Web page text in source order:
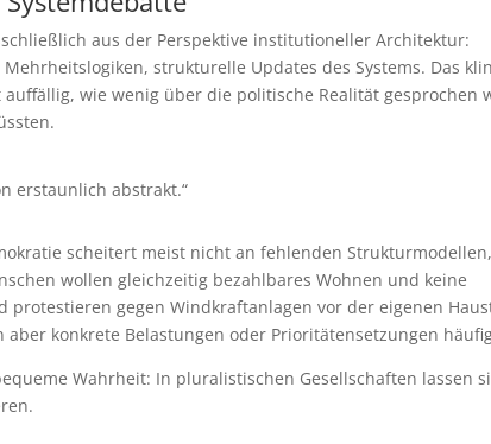
aus der Perspektive institutioneller Architektur:
strukturelle Updates des Systems. Das
wie wenig über die politische Realität gesprochen
erstaunlich abstrakt.“
scheitert meist nicht an fehlenden Strukturmodellen,
wollen gleichzeitig bezahlbares Wohnen und keine
gegen Windkraftanlagen vor der eigenen
konkrete Belastungen oder Prioritätensetzungen
Wahrheit: In pluralistischen Gesellschaften lassen